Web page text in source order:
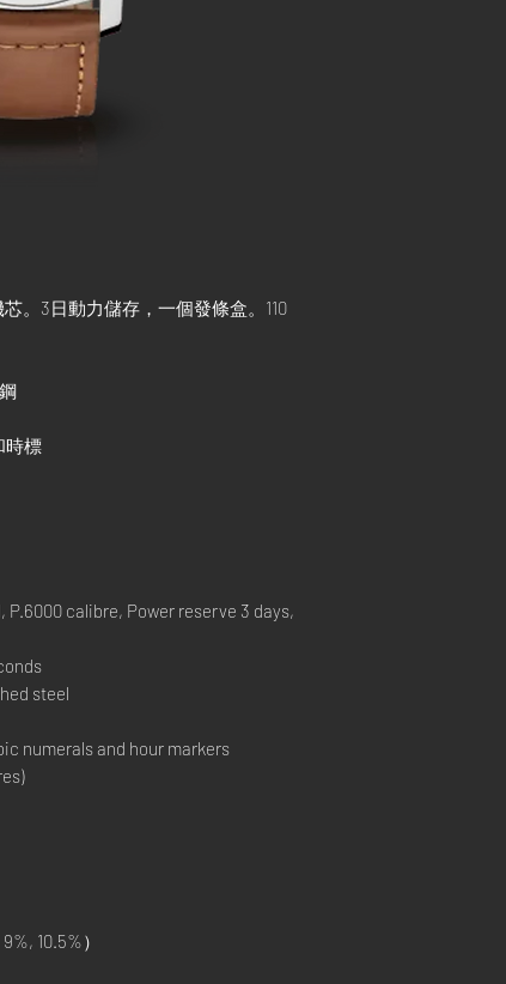
。3日動力儲存，一個發條盒。110
時標
P.6000 calibre, Power reserve 3 days,
steel
numerals and hour markers
10.5%）